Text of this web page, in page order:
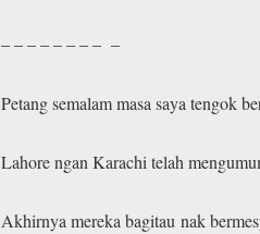
– – – – – – – – –
Petang semalam masa saya tengok
Lahore ngan Karachi telah
Akhirnya mereka bagitau nak